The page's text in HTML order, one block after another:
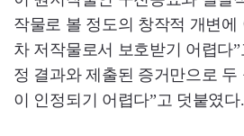
작물로 볼 정도의 창작적 개변에
차 저작물로서 보호받기 어렵다
정 결과와 제출된 증거만으로 두
이 인정되기 어렵다”고 덧붙였다.